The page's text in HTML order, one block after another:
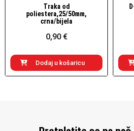
Brzi pogled
Traka od
poliestera,25/50mm,
crna/bijela
0,90 €
Dodaj u košaricu